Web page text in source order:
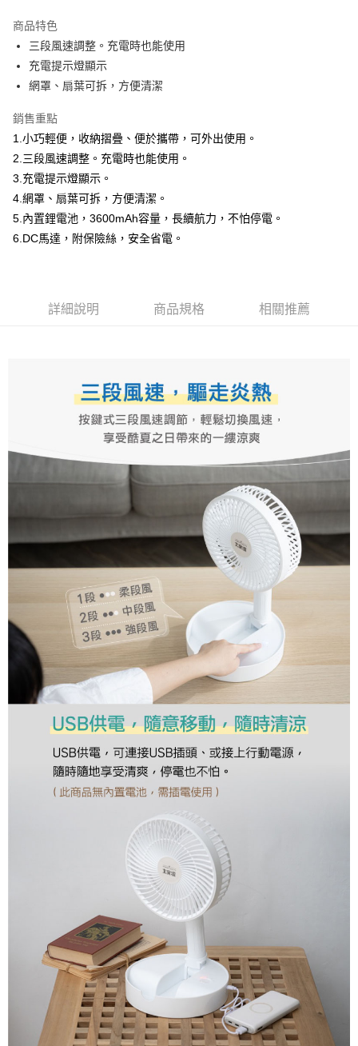
街口支付
悠遊付
運送方式
物流宅配
每筆NT$150，滿NT$1,599(含以上)免運費
商品特色
三段風速調整。充電時也能使用
充電提示燈顯示
網罩、扇葉可拆，方便清潔
銷售重點
1.小巧輕便，收納摺疊、便於攜帶，可外出使用。
2.三段風速調整。充電時也能使用。
3.充電提示燈顯示。
4.網罩、扇葉可拆，方便清潔。
5.內置鋰電池，3600mAh容量，長續航力，不怕停電。
6.DC馬達，附保險絲，安全省電。
詳細說明 商品規格 相關推薦